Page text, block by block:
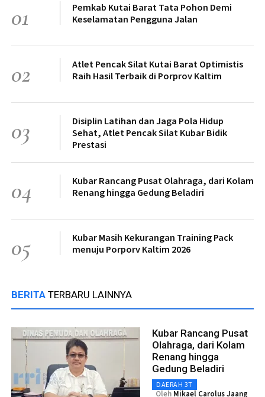
01
Pemkab Kutai Barat Tata Pohon Demi
Keselamatan Pengguna Jalan
02
Atlet Pencak Silat Kutai Barat Optimistis
Raih Hasil Terbaik di Porprov Kaltim
03
Disiplin Latihan dan Jaga Pola Hidup
Sehat, Atlet Pencak Silat Kubar Bidik
Prestasi
04
Kubar Rancang Pusat Olahraga, dari Kolam
Renang hingga Gedung Beladiri
05
Kubar Masih Kekurangan Training Pack
menuju Porporv Kaltim 2026
BERITA TERBARU LAINNYA
Kubar Rancang Pusat
Olahraga, dari Kolam
Renang hingga
Gedung Beladiri
DAERAH 3T
Oleh Mikael Carolus Jaang